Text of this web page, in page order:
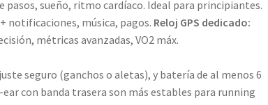
pasos, sueño, ritmo cardíaco. Ideal para principiantes.
notificaciones, música, pagos. Reloj GPS dedicado:
métricas avanzadas, VO2 máx.
seguro (ganchos o aletas), y batería de al menos 6
con banda trasera son más estables para running